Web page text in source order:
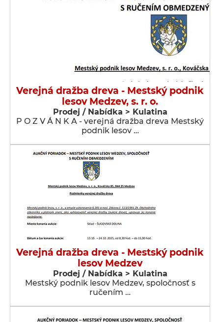
Verejná dražba dreva - Mestský podnik
lesov Medzev, s. r. o.
Prodej / Nabídka > Kulatina
P O Z V Á N K A - verejná dražba dreva Mestský
podnik lesov …
Verejná dražba dreva - Mestský podnik
lesov Medzev
Prodej / Nabídka > Kulatina
Mestský podnik lesov Medzev, spoločnosť s
ručením …